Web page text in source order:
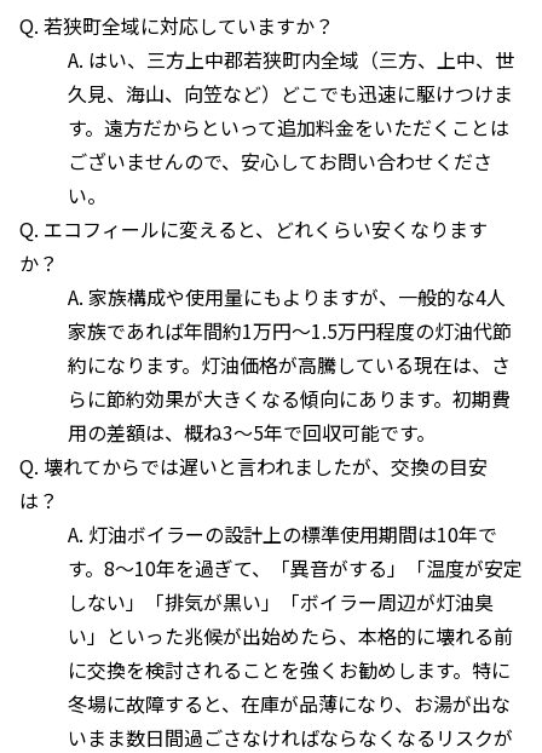
Q. 若狭町全域に対応していますか？
A. はい、三方上中郡若狭町内全域（三方、上中、世
久見、海山、向笠など）どこでも迅速に駆けつけま
す。遠方だからといって追加料金をいただくことは
ございませんので、安心してお問い合わせくださ
い。
Q. エコフィールに変えると、どれくらい安くなります
か？
A. 家族構成や使用量にもよりますが、一般的な4人
家族であれば年間約1万円〜1.5万円程度の灯油代節
約になります。灯油価格が高騰している現在は、さ
らに節約効果が大きくなる傾向にあります。初期費
用の差額は、概ね3〜5年で回収可能です。
Q. 壊れてからでは遅いと言われましたが、交換の目安
は？
A. 灯油ボイラーの設計上の標準使用期間は10年で
す。8〜10年を過ぎて、「異音がする」「温度が安定
しない」「排気が黒い」「ボイラー周辺が灯油臭
い」といった兆候が出始めたら、本格的に壊れる前
に交換を検討されることを強くお勧めします。特に
冬場に故障すると、在庫が品薄になり、お湯が出な
いまま数日間過ごさなければならなくなるリスクが